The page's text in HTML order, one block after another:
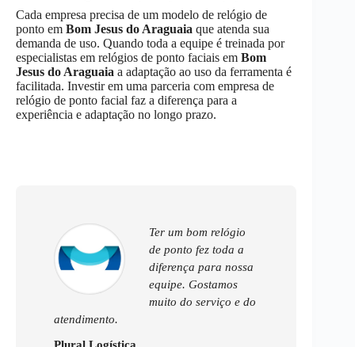
Cada empresa precisa de um modelo de relógio de
ponto em Bom Jesus do Araguaia que atenda sua
demanda de uso. Quando toda a equipe é treinada por
especialistas em relógios de ponto faciais em Bom
Jesus do Araguaia a adaptação ao uso da ferramenta é
facilitada. Investir em uma parceria com empresa de
relógio de ponto facial faz a diferença para a
experiência e adaptação no longo prazo.
Ter um bom relógio
de ponto fez toda a
diferença para nossa
equipe. Gostamos
muito do serviço e do
atendimento.